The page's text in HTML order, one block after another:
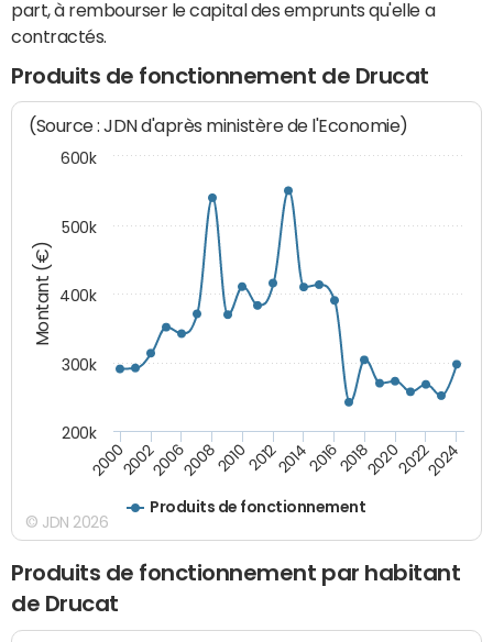
part, à rembourser le capital des emprunts qu'elle a
contractés.
Produits de fonctionnement de Drucat
Montant (€)
(Source : JDN d'après ministère de l'Economie)
Produits de fonctionnement
200020022006200820102012201420162018202020222024
200k
300k
400k
500k
600k
© JDN 2026
Produits de fonctionnement par habitant
de Drucat